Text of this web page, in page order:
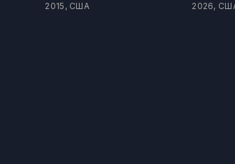
2015, США
2026,